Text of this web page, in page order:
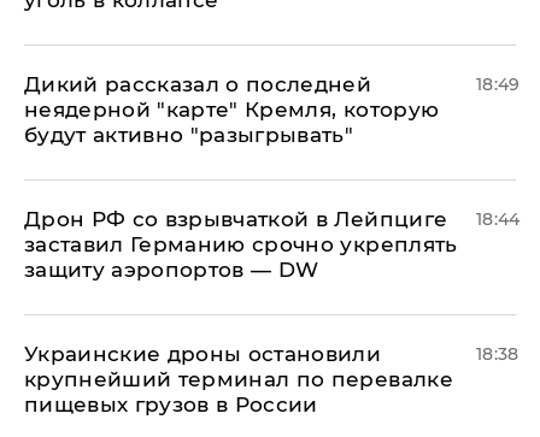
Дикий рассказал о последней
неядерной "карте" Кремля, которую
будут активно "разыгрывать"
18:49
​Дрон РФ со взрывчаткой в Лейпциге
заставил Германию срочно укреплять
защиту аэропортов — DW
18:44
Украинские дроны остановили
крупнейший терминал по перевалке
пищевых грузов в России
18:38